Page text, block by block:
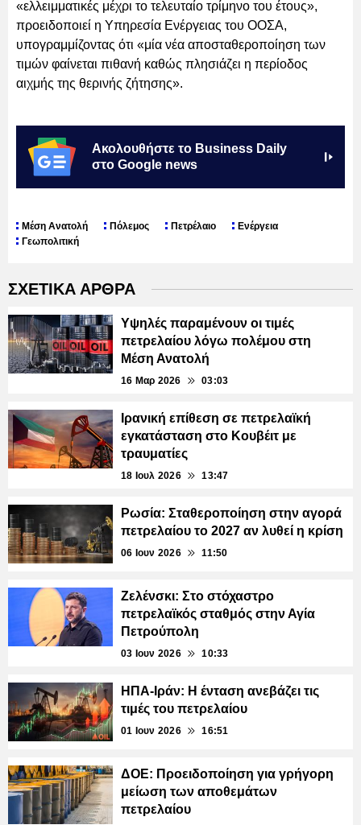
«ελλειμματικές μέχρι το τελευταίο τρίμηνο του έτους»,
προειδοποιεί η Υπηρεσία Ενέργειας του ΟΟΣΑ,
υπογραμμίζοντας ότι «μία νέα αποσταθεροποίηση των
τιμών φαίνεται πιθανή καθώς πλησιάζει η περίοδος
αιχμής της θερινής ζήτησης».
Ακολουθήστε το Business Daily
στο Google news
Μέση Ανατολή Πόλεμος Πετρέλαιο
Ενέργεια
Γεωπολιτική
ΣΧΕΤΙΚΑ ΑΡΘΡΑ
Υψηλές παραμένουν οι τιμές
πετρελαίου λόγω πολέμου στη
Μέση Ανατολή
16 Μαρ 2026 03:03
Ιρανική επίθεση σε πετρελαϊκή
εγκατάσταση στο Κουβέιτ με
τραυματίες
18 Ιουλ 2026 13:47
Ρωσία: Σταθεροποίηση στην αγορά
πετρελαίου το 2027 αν λυθεί η κρίση
06 Ιουν 2026 11:50
Ζελένσκι: Στο στόχαστρο
πετρελαϊκός σταθμός στην Αγία
Πετρούπολη
03 Ιουν 2026 10:33
ΗΠΑ-Ιράν: Η ένταση ανεβάζει τις
τιμές του πετρελαίου
01 Ιουν 2026 16:51
ΔΟΕ: Προειδοποίηση για γρήγορη
μείωση των αποθεμάτων
πετρελαίου